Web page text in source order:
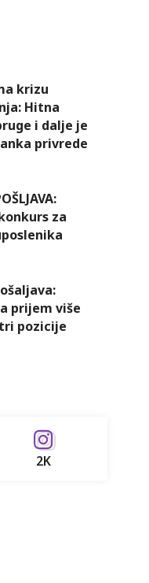
krizu
Hitna
i dalje je
privrede
za
prijem više
pozicije
2K